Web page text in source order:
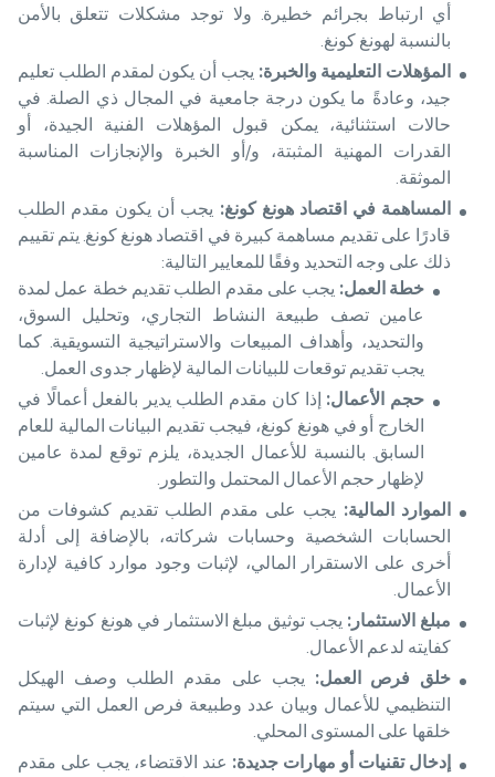
أي ارتباط بجرائم خطيرة. ولا توجد مشكلات تتعلق بالأمن
بالنسبة لهونغ كونغ.
المؤهلات التعليمية والخبرة:يجب أن يكون لمقدم الطلب تعليم
جيد، وعادةً ما يكون درجة جامعية في المجال ذي الصلة. في
حالات استثنائية، يمكن قبول المؤهلات الفنية الجيدة، أو
القدرات المهنية المثبتة، و/أو الخبرة والإنجازات المناسبة
الموثقة.
المساهمة في اقتصاد هونغ كونغ:يجب أن يكون مقدم الطلب
قادرًا على تقديم مساهمة كبيرة في اقتصاد هونغ كونغ. يتم تقييم
ذلك على وجه التحديد وفقًا للمعايير التالية:
خطة العمل:يجب على مقدم الطلب تقديم خطة عمل لمدة
عامين تصف طبيعة النشاط التجاري، وتحليل السوق،
والتحديد، وأهداف المبيعات والاستراتيجية التسويقية. كما
يجب تقديم توقعات للبيانات المالية لإظهار جدوى العمل.
حجم الأعمال:إذا كان مقدم الطلب يدير بالفعل أعمالًا في
الخارج أو في هونغ كونغ، فيجب تقديم البيانات المالية للعام
السابق. بالنسبة للأعمال الجديدة، يلزم توقع لمدة عامين
لإظهار حجم الأعمال المحتمل والتطور.
الموارد المالية:يجب على مقدم الطلب تقديم كشوفات من
الحسابات الشخصية وحسابات شركاته، بالإضافة إلى أدلة
أخرى على الاستقرار المالي، لإثبات وجود موارد كافية لإدارة
الأعمال.
مبلغ الاستثمار: يجب توثيق مبلغ الاستثمار في هونغ كونغ لإثبات
كفايته لدعم الأعمال.
خلق فرص العمل:يجب على مقدم الطلب وصف الهيكل
التنظيمي للأعمال وبيان عدد وطبيعة فرص العمل التي سيتم
خلقها على المستوى المحلي.
إدخال تقنيات أو مهارات جديدة:عند الاقتضاء، يجب على مقدم